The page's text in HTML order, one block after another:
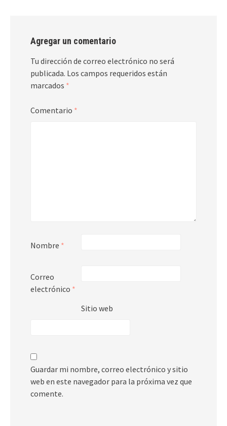
Agregar un comentario
Tu dirección de correo electrónico no será
publicada. Los campos requeridos están
marcados *
Comentario *
Nombre *
Correo
electrónico *
Sitio web
Guardar mi nombre, correo electrónico y sitio
web en este navegador para la próxima vez que
comente.